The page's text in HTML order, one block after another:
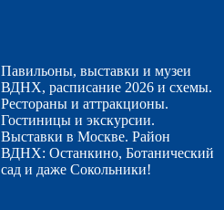
Павильоны, выставки и музеи
ВДНХ, расписание 2026 и схемы.
Рестораны и аттракционы.
Гостиницы и экскурсии.
Выставки в Москве. Район
ВДНХ: Останкино, Ботанический
сад и даже Сокольники!